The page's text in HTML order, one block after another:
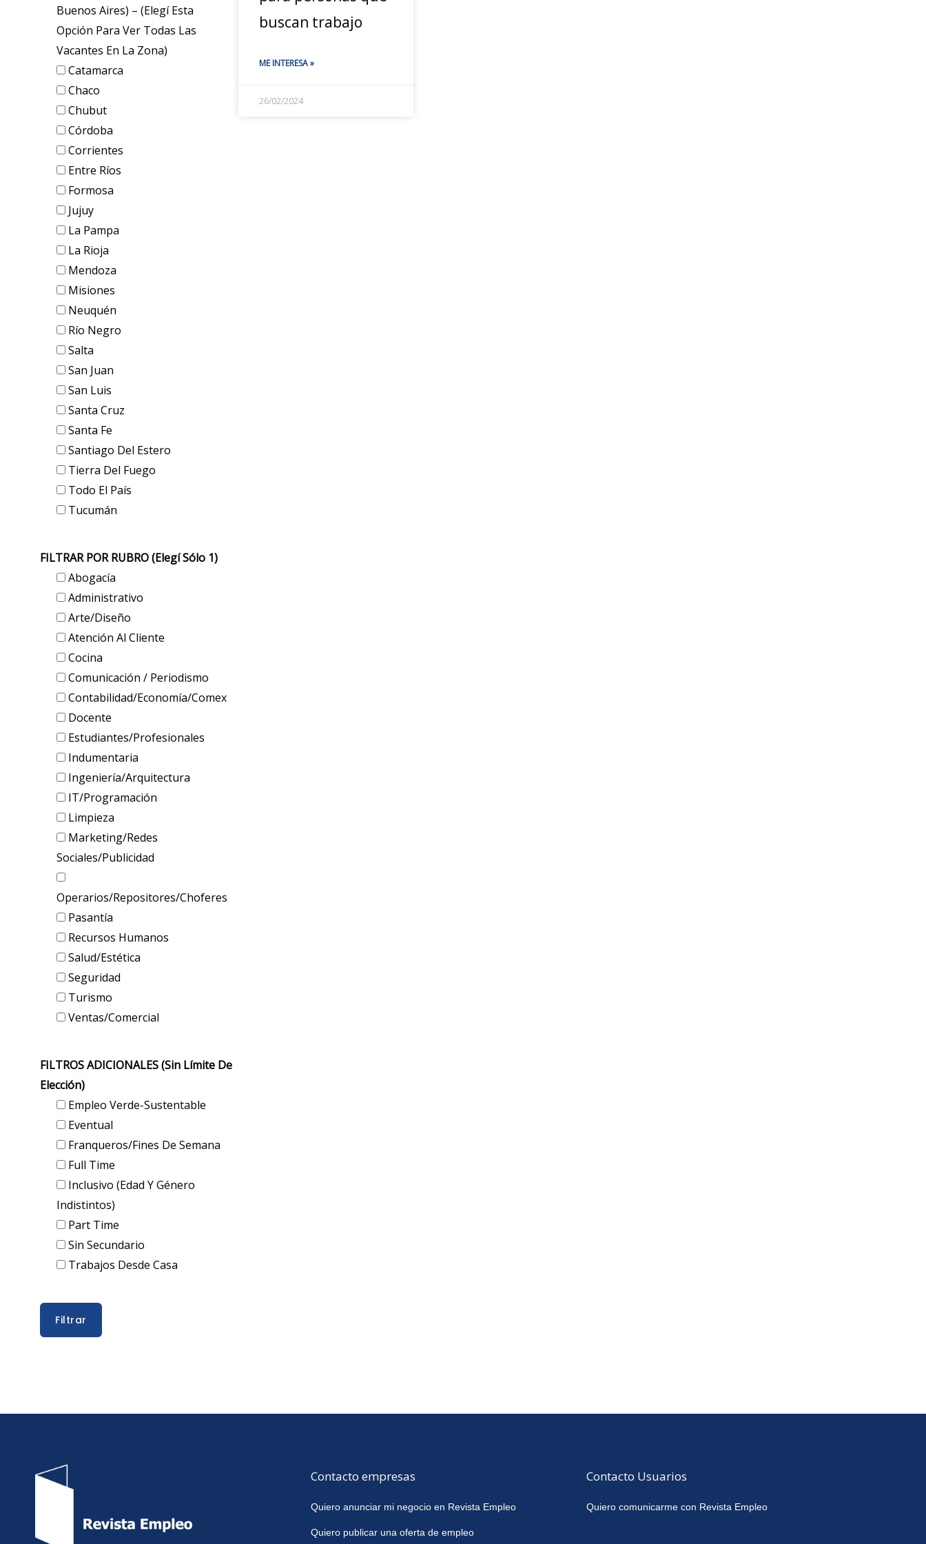
Buenos Aires) – (elegí Esta
Opción Para Ver Todas Las
Vacantes En La Zona)
Catamarca
Chaco
Chubut
Córdoba
Corrientes
Entre Ríos
Formosa
Jujuy
La Pampa
La Rioja
Mendoza
Misiones
Neuquén
Río Negro
Salta
San Juan
San Luis
Santa Cruz
Santa Fe
Santiago Del Estero
Tierra Del Fuego
Todo El País
Tucumán
FILTRAR POR RUBRO (elegí Sólo 1)
Abogacía
Administrativo
Arte/Diseño
Atención Al Cliente
Cocina
Comunicación / Periodismo
Contabilidad/Economía/Comex
Docente
Estudiantes/Profesionales
Indumentaria
Ingeniería/Arquitectura
IT/Programación
Limpieza
Marketing/Redes
Sociales/Publicidad
Operarios/Repositores/Choferes
Pasantía
Recursos Humanos
Salud/Estética
Seguridad
Turismo
Ventas/Comercial
FILTROS ADICIONALES (sin Límite De
Elección)
Empleo Verde-Sustentable
Eventual
Franqueros/Fines De Semana
Full Time
Inclusivo (edad Y Género
Indistintos)
Part Time
Sin Secundario
Trabajos Desde Casa
buscan trabajo
ME INTERESA »
26/02/2024
Contacto empresas
Quiero anunciar mi negocio en Revista Empleo
Quiero publicar una oferta de empleo
Contacto Usuarios
Quiero comunicarme con Revista Empleo